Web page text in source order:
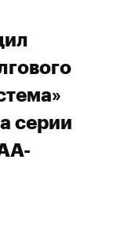
серии